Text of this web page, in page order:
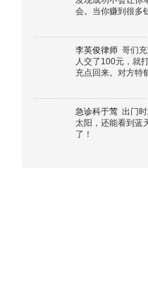
会。当你赚到很多
李英俊律师 哥们
人交了100元，就
充点回来。对方特
急诊科于莺 出门
太阳，还能看到蓝
了！